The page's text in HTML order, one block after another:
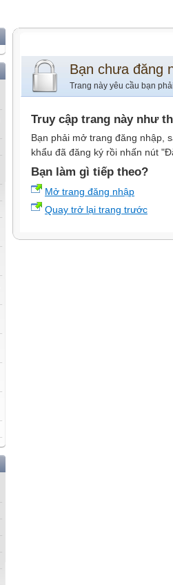
Bạn chưa đăng
Trang này yêu cầu bạn
Truy cập trang này như
Bạn phải mở trang đăng nhập,
khẩu đã đăng ký rồi nhấn nút
Bạn làm gì tiếp theo?
Mở trang đăng nhập
Quay trở lại trang trước